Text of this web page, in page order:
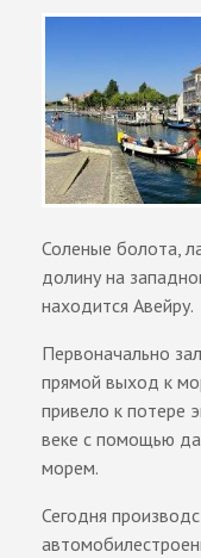
Соленые болота,
долину на
находится Авейру.
Первоначально
прямой выход к
привело к потере
веке с помощью
морем.
Сегодня